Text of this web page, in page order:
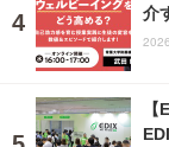
介